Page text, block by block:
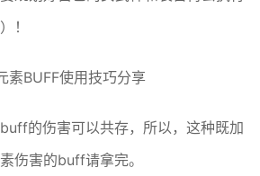
！
素BUFF使用技巧分享
的伤害可以共存，所以，这种既加
伤害的buff请拿完。